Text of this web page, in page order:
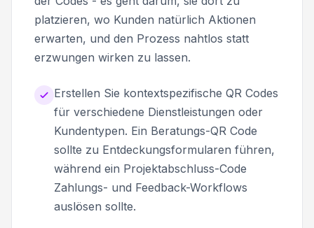
platzieren, wo Kunden natürlich Aktionen
erwarten, und den Prozess nahtlos statt
erzwungen wirken zu lassen.
Erstellen Sie kontextspezifische QR Codes
für verschiedene Dienstleistungen oder
Kundentypen. Ein Beratungs-QR Code
sollte zu Entdeckungsformularen führen,
während ein Projektabschluss-Code
Zahlungs- und Feedback-Workflows
auslösen sollte.